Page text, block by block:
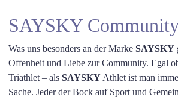
SAYSKY
Was uns besonders an der Marke SAYSKY
Offenheit und Liebe zur Community. Egal
Triathlet – als SAYSKY Athlet ist man
Sache. Jeder der Bock auf Sport und